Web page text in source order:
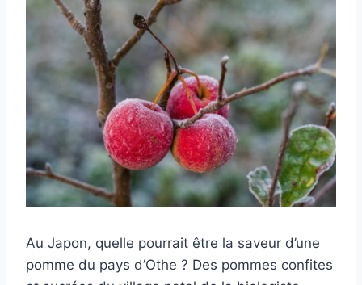
Au Japon, quelle pourrait être la saveur d’une
pomme du pays d’Othe ? Des pommes confites